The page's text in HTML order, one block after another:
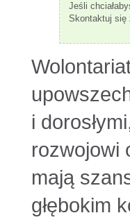
Jeśli
Skontaktuj się
i
rozwojowi
mają
głębokim